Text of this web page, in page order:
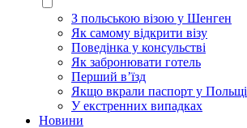
З польською візою у Шенген
Як самому відкрити візу
Поведінка у консульстві
Як забронювати готель
Перший в’їзд
Якщо вкрали паспорт у Польщі
У екстренних випадках
Новини